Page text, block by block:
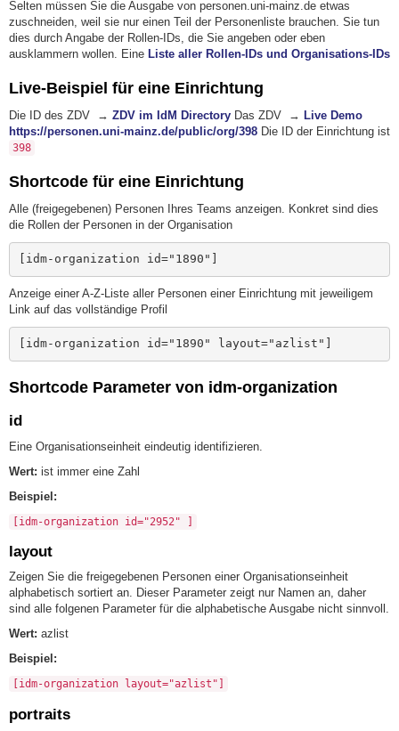
Selten müssen Sie die Ausgabe von personen.uni-mainz.de etwas
zuschneiden, weil sie nur einen Teil der Personenliste brauchen. Sie tun
dies durch Angabe der Rollen-IDs, die Sie angeben oder eben
ausklammern wollen. Eine Liste aller Rollen-IDs und Organisations-IDs
Live-Beispiel für eine Einrichtung
Die ID des ZDV → ZDV im IdM Directory Das ZDV → Live Demo
https://personen.uni-mainz.de/public/org/398 Die ID der Einrichtung ist
398
Shortcode für eine Einrichtung
Alle (freigegebenen) Personen Ihres Teams anzeigen. Konkret sind dies
die Rollen der Personen in der Organisation
[idm-organization id="1890"]
Anzeige einer A-Z-Liste aller Personen einer Einrichtung mit jeweiligem
Link auf das vollständige Profil
[idm-organization id="1890" layout="azlist"]
Shortcode Parameter von idm-organization
id
Eine Organisationseinheit eindeutig identifizieren.
Wert: ist immer eine Zahl
Beispiel:
[idm-organization id="2952" ]
layout
Zeigen Sie die freigegebenen Personen einer Organisationseinheit
alphabetisch sortiert an. Dieser Parameter zeigt nur Namen an, daher
sind alle folgenen Parameter für die alphabetische Ausgabe nicht sinnvoll.
Wert: azlist
Beispiel:
[idm-organization layout="azlist"]
portraits